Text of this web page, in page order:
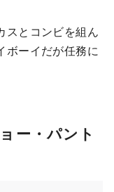
スとコンビを組ん
ボーイだが任務に
ー・パント